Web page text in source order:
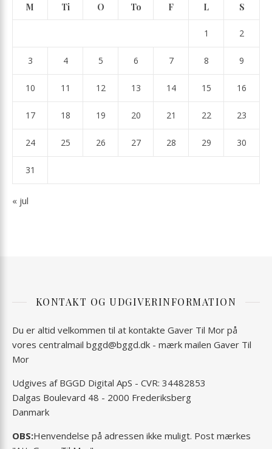
M Ti O To F L S
1 2
3 4 5 6 7 8 9
10 11 12 13 14 15 16
17 18 19 20 21 22 23
24 25 26 27 28 29 30
31
« jul
KONTAKT OG UDGIVERINFORMATION
Du er altid velkommen til at kontakte Gaver Til Mor på
vores centralmail bggd@bggd.dk - mærk mailen Gaver Til
Mor
Udgives af BGGD Digital ApS - CVR: 34482853
Dalgas Boulevard 48 - 2000 Frederiksberg
Danmark
OBS:Henvendelse på adressen ikke muligt. Post mærkes